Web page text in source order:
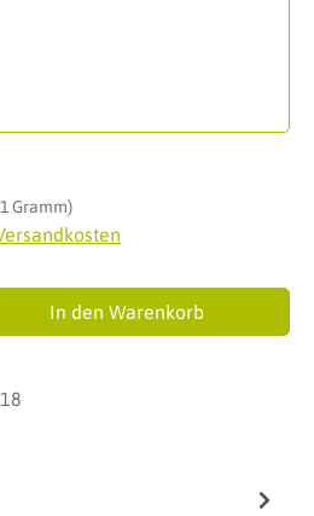
Gramm)
den gewünschten
In den Warenkorb